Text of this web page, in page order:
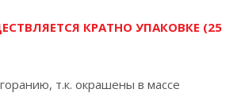
КРАТНО УПАКОВКЕ (25
т.к. окрашены в массе